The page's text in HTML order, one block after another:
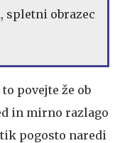
spletni obrazec
povejte že ob
in mirno razlago
pogosto naredi